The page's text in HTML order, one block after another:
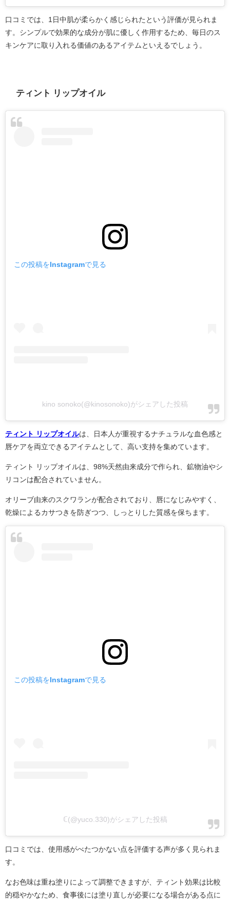
口コミでは、1日中肌が柔らかく感じられたという評価が見られま
す。シンプルで効果的な成分が肌に優しく作用するため、毎日のス
キンケアに取り入れる価値のあるアイテムといえるでしょう。
ティント リップオイル
この投稿をInstagramで見る
kino sonoko(@kinosonoko)がシェアした投稿
ティント リップオイルは、日本人が重視するナチュラルな血色感と
唇ケアを両立できるアイテムとして、高い支持を集めています。
ティント リップオイルは、98%天然由来成分で作られ、鉱物油やシ
リコンは配合されていません。
オリーブ由来のスクワランが配合されており、唇になじみやすく、
乾燥によるカサつきを防ぎつつ、しっとりした質感を保ちます。
この投稿をInstagramで見る
ℂ(@yuco.330)がシェアした投稿
口コミでは、使用感がべたつかない点を評価する声が多く見られま
す。
なお色味は重ね塗りによって調整できますが、ティント効果は比較
的穏やかなため、食事後には塗り直しが必要になる場合がある点に